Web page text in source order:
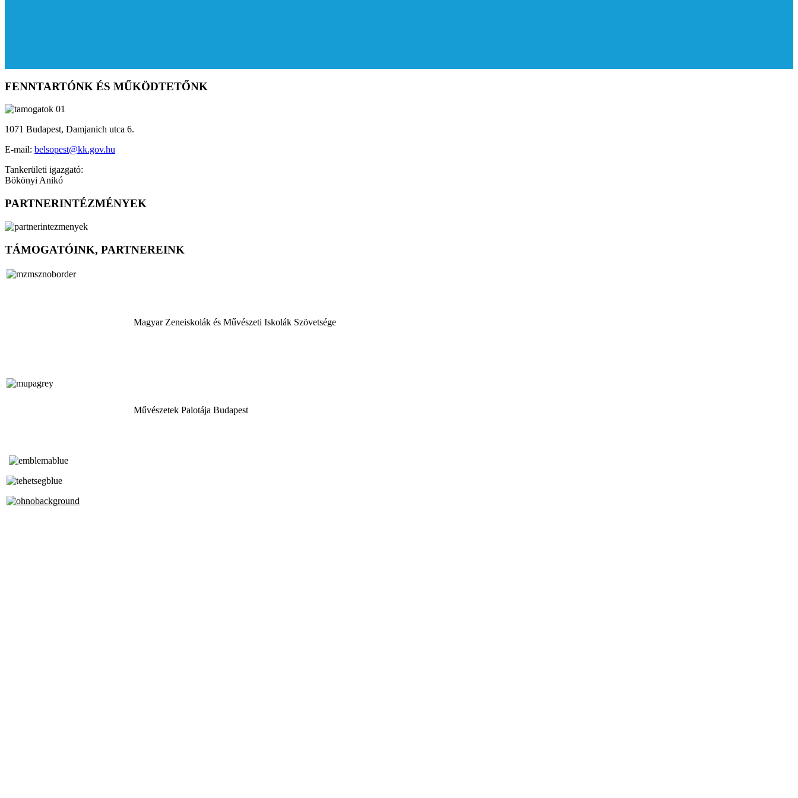
FENNTARTÓNK ÉS MŰKÖDTETŐNK
1071 Budapest, Damjanich utca 6.
E-mail: belsopest@kk.gov.hu
Tankerületi igazgató:
Bökönyi Anikó
PARTNERINTÉZMÉNYEK
TÁMOGATÓINK, PARTNEREINK
Magyar Zeneiskolák és Művészeti Iskolák Szövetsége
Művészetek Palotája Budapest